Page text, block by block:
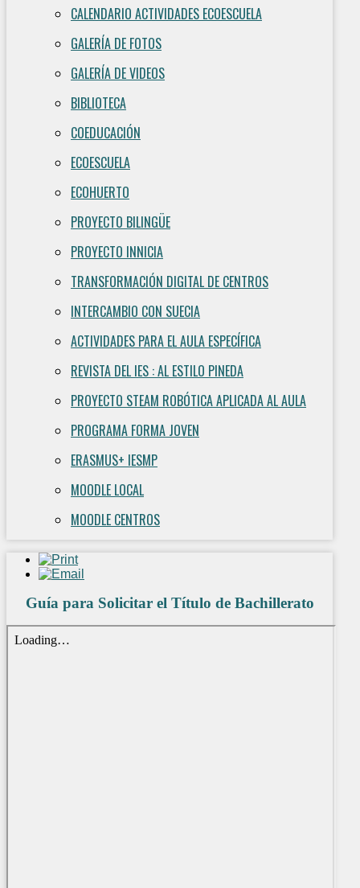
CALENDARIO ACTIVIDADES ECOESCUELA
GALERÍA DE FOTOS
GALERÍA DE VIDEOS
BIBLIOTECA
COEDUCACIÓN
ECOESCUELA
ECOHUERTO
PROYECTO BILINGÜE
PROYECTO INNICIA
TRANSFORMACIÓN DIGITAL DE CENTROS
INTERCAMBIO CON SUECIA
ACTIVIDADES PARA EL AULA ESPECÍFICA
REVISTA DEL IES : AL ESTILO PINEDA
PROYECTO STEAM ROBÓTICA APLICADA AL AULA
PROGRAMA FORMA JOVEN
ERASMUS+ IESMP
MOODLE LOCAL
MOODLE CENTROS
Guía para Solicitar el Título de Bachillerato